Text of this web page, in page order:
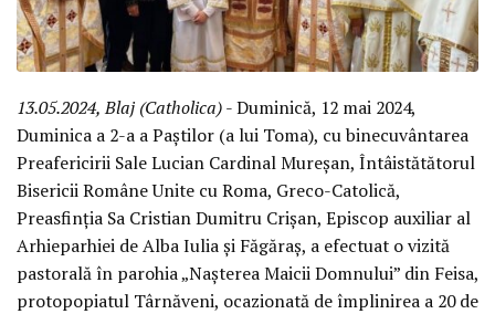
13.05.2024, Blaj (Catholica)- Duminică, 12 mai 2024,
Duminica a 2-a a Paștilor (a lui Toma), cu binecuvântarea
Preafericirii Sale Lucian Cardinal Mureșan, Întâistătătorul
Bisericii Române Unite cu Roma, Greco-Catolică,
Preasfinția Sa Cristian Dumitru Crișan, Episcop auxiliar al
Arhieparhiei de Alba Iulia și Făgăraș, a efectuat o vizită
pastorală în parohia „Nașterea Maicii Domnului” din Feisa,
protopopiatul Târnăveni, ocazionată de împlinirea a 20 de